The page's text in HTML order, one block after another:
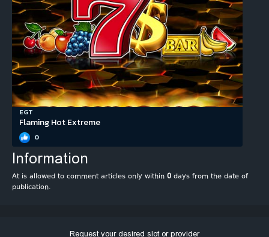
EGT
Flaming Hot Extreme
0
Information
At is allowed to comment articles only within 0 days from the date of
publication.
Request your desired slot or provider